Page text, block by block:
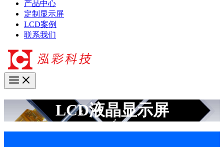
产品中心
定制显示屏
LCD案例
联系我们
LCD液晶显示屏